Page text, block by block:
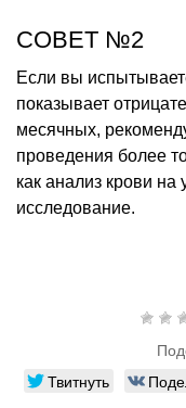
СОВЕТ №2
Если вы
показывает
месячных,
проведения более
как анализ крови на
исследование.
Твитнуть